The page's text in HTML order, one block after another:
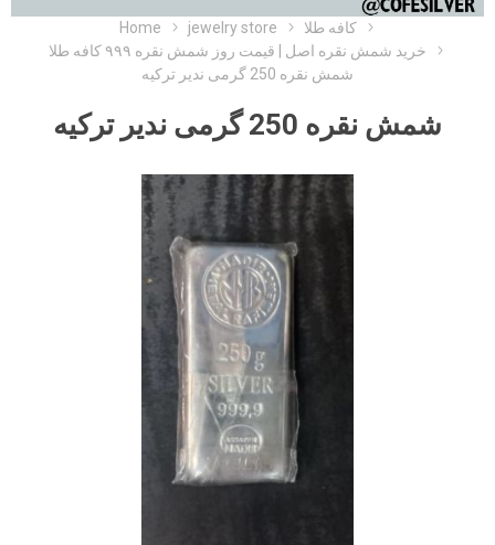
Home jewelry store
کافه طلا
خرید شمش نقره اصل | قیمت روز شمش نقره ۹۹۹ کافه طلا
شمش نقره 250 گرمی ندیر ترکیه
شمش نقره 250 گرمی ندیر ترکیه